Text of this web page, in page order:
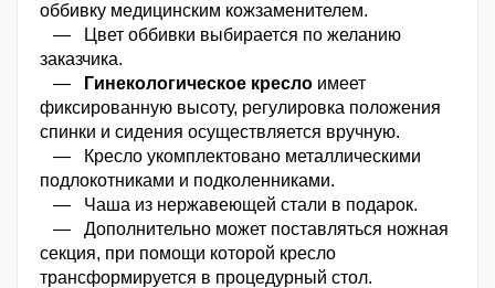
оббивку медицинским кожзаменителем.
— Цвет оббивки выбирается по желанию
заказчика.
—
Гинекологическое кресло имеет
фиксированную высоту, регулировка положения
спинки и сидения осуществляется вручную.
— Кресло укомплектовано металлическими
подлокотниками и подколенниками.
— Чаша из нержавеющей стали в подарок.
— Дополнительно может поставляться ножная
секция, при помощи которой кресло
трансформируется в процедурный стол.